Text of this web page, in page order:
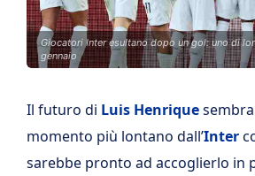
Giocatori Inter esultano dopo un gol: uno di
gennaio
Il futuro di Luis Henrique
momento più lontano dall’Inter
sarebbe pronto ad accoglierlo in